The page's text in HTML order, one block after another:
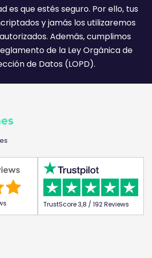
es que estés seguro. Por ello, tus
y jamás los utilizaremos
Además, cumplimos
de la Ley Orgánica de
de Datos (LOPD).
TrustScore 3,8 / 192 Reviews